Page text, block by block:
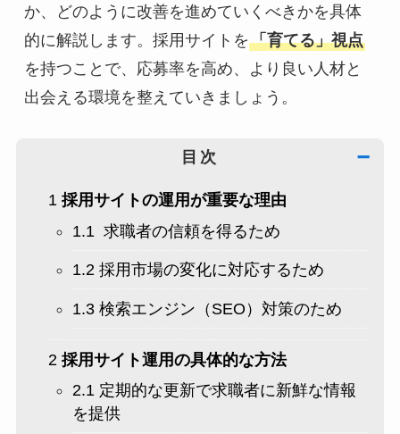
か、どのように改善を進めていくべきかを具体
的に解説します。採用サイトを「育てる」視点
を持つことで、応募率を高め、より良い人材と
出会える環境を整えていきましょう。
目次 ➖
1 採用サイトの運用が重要な理由
1.1 求職者の信頼を得るため
1.2採用市場の変化に対応するため
1.3検索エンジン（SEO）対策のため
2 採用サイト運用の具体的な方法
2.1 定期的な更新で求職者に新鮮な情報
を提供